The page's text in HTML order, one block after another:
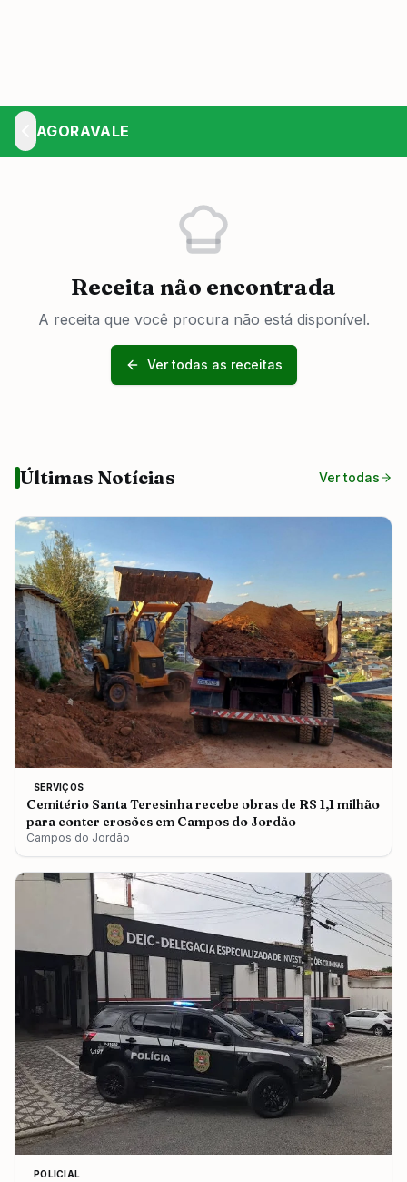
AGORAVALE
Receita não encontrada
A receita que você procura não está disponível.
Ver todas as receitas
Últimas Notícias Ver todas
SERVIÇOS
Cemitério Santa Teresinha recebe obras de R$ 1,1 milhão
para conter erosões em Campos do Jordão
Campos do Jordão
POLICIAL